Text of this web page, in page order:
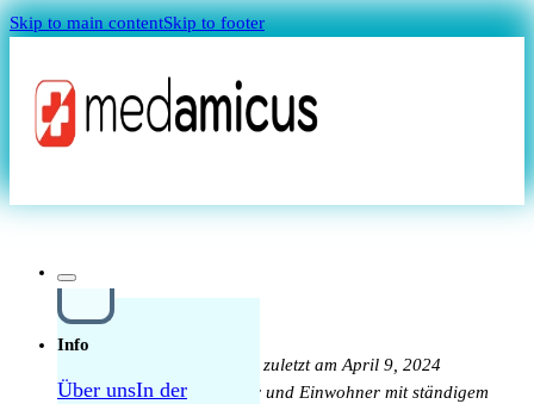
Skip to main contentSkip to footer
Magazin
Info
Über unsIn der
Cookie Richtlinie
Diese Cookie-Richtlinie wurde zuletzt am April 9, 2024
aktualisiert und gilt für Bürger und Einwohner mit ständigem